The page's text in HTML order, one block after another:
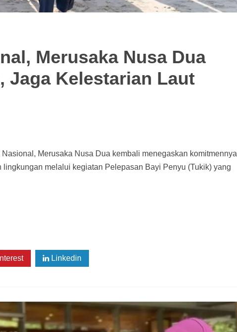
Merusaka Nusa Dua
Jaga Kelestarian Laut
Merusaka Nusa Dua kembali menegaskan komitmennya
melalui kegiatan Pelepasan Bayi Penyu (Tukik) yang
Linkedin